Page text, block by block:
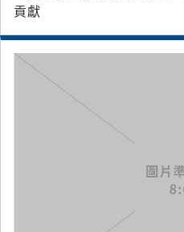
貢獻